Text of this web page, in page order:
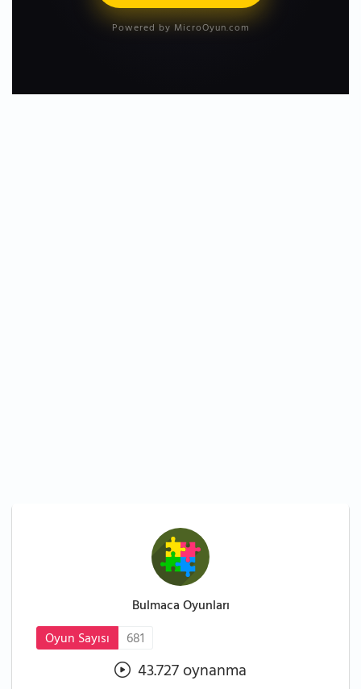
Powered by MicroOyun.com
Bulmaca Oyunları
Oyun Sayısı
681
43.727 oynanma